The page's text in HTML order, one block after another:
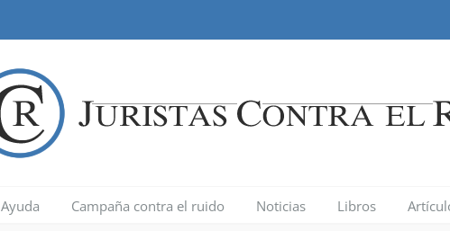
Campaña contra el ruido Noticias Libros